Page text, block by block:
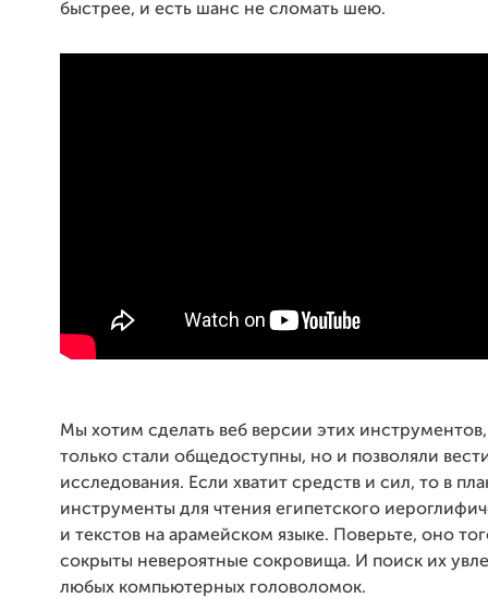
быстрее, и есть шанс не сломать шею.
Мы хотим сделать веб версии этих
только стали общедоступны, но и позволяли
исследования. Если хватит средств и сил, то в
инструменты для чтения египетского
и текстов на арамейском языке. Поверьте, оно
сокрыты невероятные сокровища. И поиск их
любых компьютерных головоломок.